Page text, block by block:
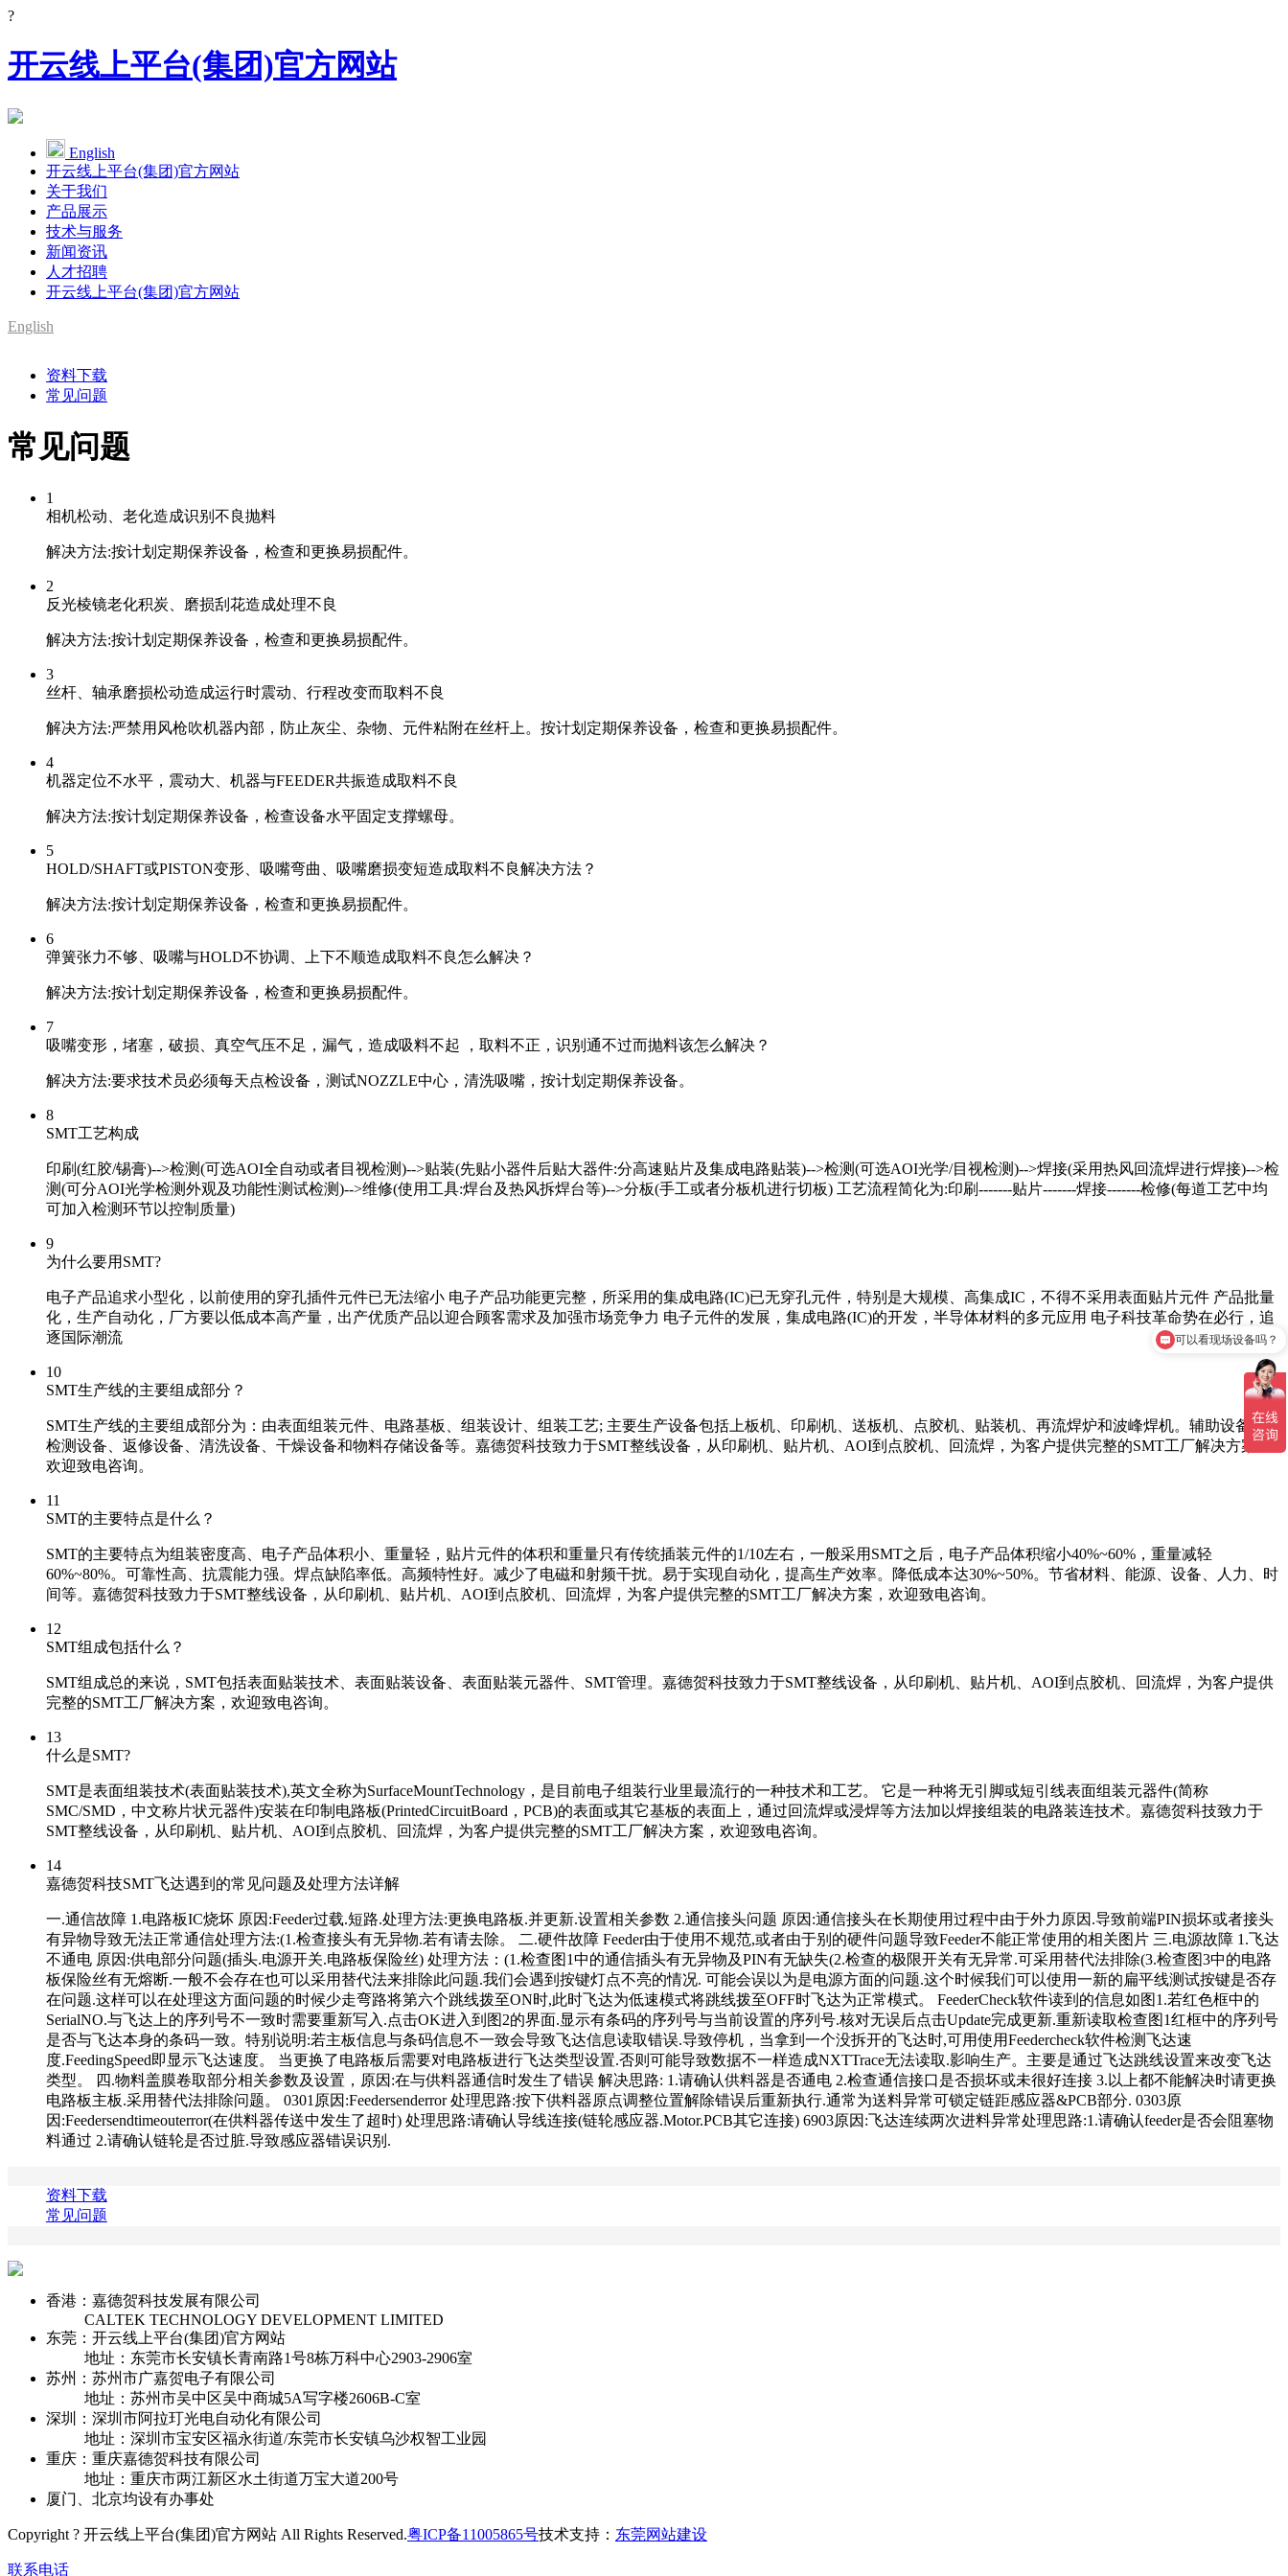
?
开云线上平台(集团)官方网站
English
开云线上平台(集团)官方网站
关于我们
产品展示
技术与服务
新闻资讯
人才招聘
开云线上平台(集团)官方网站
English
资料下载
常见问题
常见问题
1
相机松动、老化造成识别不良抛料
解决方法:按计划定期保养设备，检查和更换易损配件。
2
反光棱镜老化积炭、磨损刮花造成处理不良
解决方法:按计划定期保养设备，检查和更换易损配件。
3
丝杆、轴承磨损松动造成运行时震动、行程改变而取料不良
解决方法:严禁用风枪吹机器内部，防止灰尘、杂物、元件粘附在丝杆上。按计划定期保养设备，检查和更换易损配件。
4
机器定位不水平，震动大、机器与FEEDER共振造成取料不良
解决方法:按计划定期保养设备，检查设备水平固定支撑螺母。
5
HOLD/SHAFT或PISTON变形、吸嘴弯曲、吸嘴磨损变短造成取料不良解决方法？
解决方法:按计划定期保养设备，检查和更换易损配件。
6
弹簧张力不够、吸嘴与HOLD不协调、上下不顺造成取料不良怎么解决？
解决方法:按计划定期保养设备，检查和更换易损配件。
7
吸嘴变形，堵塞，破损、真空气压不足，漏气，造成吸料不起 ，取料不正，识别通不过而抛料该怎么解决？
解决方法:要求技术员必须每天点检设备，测试NOZZLE中心，清洗吸嘴，按计划定期保养设备。
8
SMT工艺构成
印刷(红胶/锡膏)-->检测(可选AOI全自动或者目视检测)-->贴装(先贴小器件后贴大器件:分高速贴片及集成电路贴装)-->检测(可选AOI光学/目视检测)-->焊接(采用热风回流焊进行焊接)-->检
测(可分AOI光学检测外观及功能性测试检测)-->维修(使用工具:焊台及热风拆焊台等)-->分板(手工或者分板机进行切板) 工艺流程简化为:印刷-------贴片-------焊接-------检修(每道工艺中均
可加入检测环节以控制质量)
9
为什么要用SMT?
电子产品追求小型化，以前使用的穿孔插件元件已无法缩小 电子产品功能更完整，所采用的集成电路(IC)已无穿孔元件，特别是大规模、高集成IC，不得不采用表面贴片元件 产品批量
化，生产自动化，厂方要以低成本高产量，出产优质产品以迎合顾客需求及加强市场竞争力 电子元件的发展，集成电路(IC)的开发，半导体材料的多元应用 电子科技革命势在必行，追
逐国际潮流
10
SMT生产线的主要组成部分？
SMT生产线的主要组成部分为：由表面组装元件、电路基板、组装设计、组装工艺; 主要生产设备包括上板机、印刷机、送板机、点胶机、贴装机、再流焊炉和波峰焊机。辅助设备有
检测设备、返修设备、清洗设备、干燥设备和物料存储设备等。嘉德贺科技致力于SMT整线设备，从印刷机、贴片机、AOI到点胶机、回流焊，为客户提供完整的SMT工厂解决方案，
欢迎致电咨询。
11
SMT的主要特点是什么？
SMT的主要特点为组装密度高、电子产品体积小、重量轻，贴片元件的体积和重量只有传统插装元件的1/10左右，一般采用SMT之后，电子产品体积缩小40%~60%，重量减轻
60%~80%。可靠性高、抗震能力强。焊点缺陷率低。高频特性好。减少了电磁和射频干扰。易于实现自动化，提高生产效率。降低成本达30%~50%。节省材料、能源、设备、人力、时
间等。嘉德贺科技致力于SMT整线设备，从印刷机、贴片机、AOI到点胶机、回流焊，为客户提供完整的SMT工厂解决方案，欢迎致电咨询。
12
SMT组成包括什么？
SMT组成总的来说，SMT包括表面贴装技术、表面贴装设备、表面贴装元器件、SMT管理。嘉德贺科技致力于SMT整线设备，从印刷机、贴片机、AOI到点胶机、回流焊，为客户提供
完整的SMT工厂解决方案，欢迎致电咨询。
13
什么是SMT?
SMT是表面组装技术(表面贴装技术),英文全称为SurfaceMountTechnology，是目前电子组装行业里最流行的一种技术和工艺。 它是一种将无引脚或短引线表面组装元器件(简称
SMC/SMD，中文称片状元器件)安装在印制电路板(PrintedCircuitBoard，PCB)的表面或其它基板的表面上，通过回流焊或浸焊等方法加以焊接组装的电路装连技术。嘉德贺科技致力于
SMT整线设备，从印刷机、贴片机、AOI到点胶机、回流焊，为客户提供完整的SMT工厂解决方案，欢迎致电咨询。
14
嘉德贺科技SMT飞达遇到的常见问题及处理方法详解
一.通信故障 1.电路板IC烧坏 原因:Feeder过载.短路.处理方法:更换电路板.并更新.设置相关参数 2.通信接头问题 原因:通信接头在长期使用过程中由于外力原因.导致前端PIN损坏或者接头
有异物导致无法正常通信处理方法:(1.检查接头有无异物.若有请去除。 二.硬件故障 Feeder由于使用不规范,或者由于别的硬件问题导致Feeder不能正常使用的相关图片 三.电源故障 1.飞达
不通电 原因:供电部分问题(插头.电源开关.电路板保险丝) 处理方法：(1.检查图1中的通信插头有无异物及PIN有无缺失(2.检查的极限开关有无异常.可采用替代法排除(3.检查图3中的电路
板保险丝有无熔断.一般不会存在也可以采用替代法来排除此问题.我们会遇到按键灯点不亮的情况. 可能会误以为是电源方面的问题.这个时候我们可以使用一新的扁平线测试按键是否存
在问题.这样可以在处理这方面问题的时候少走弯路将第六个跳线拨至ON时,此时飞达为低速模式将跳线拨至OFF时飞达为正常模式。 FeederCheck软件读到的信息如图1.若红色框中的
SerialNO.与飞达上的序列号不一致时需要重新写入.点击OK进入到图2的界面.显示有条码的序列号与当前设置的序列号.核对无误后点击Update完成更新.重新读取检查图1红框中的序列号
是否与飞达本身的条码一致。特别说明:若主板信息与条码信息不一致会导致飞达信息读取错误.导致停机，当拿到一个没拆开的飞达时,可用使用Feedercheck软件检测飞达速
度.FeedingSpeed即显示飞达速度。 当更换了电路板后需要对电路板进行飞达类型设置.否则可能导致数据不一样造成NXTTrace无法读取.影响生产。主要是通过飞达跳线设置来改变飞达
类型。 四.物料盖膜卷取部分相关参数及设置，原因:在与供料器通信时发生了错误 解决思路: 1.请确认供料器是否通电 2.检查通信接口是否损坏或未很好连接 3.以上都不能解决时请更换
电路板主板.采用替代法排除问题。 0301原因:Feedersenderror 处理思路:按下供料器原点调整位置解除错误后重新执行.通常为送料异常可锁定链距感应器&PCB部分. 0303原
因:Feedersendtimeouterror(在供料器传送中发生了超时) 处理思路:请确认导线连接(链轮感应器.Motor.PCB其它连接) 6903原因:飞达连续两次进料异常处理思路:1.请确认feeder是否会阻塞物
料通过 2.请确认链轮是否过脏.导致感应器错误识别.
资料下载
常见问题
香港：嘉德贺科技发展有限公司
CALTEK TECHNOLOGY DEVELOPMENT LIMITED
东莞：开云线上平台(集团)官方网站
地址：东莞市长安镇长青南路1号8栋万科中心2903-2906室
苏州：苏州市广嘉贺电子有限公司
地址：苏州市吴中区吴中商城5A写字楼2606B-C室
深圳：深圳市阿拉玎光电自动化有限公司
地址：深圳市宝安区福永街道/东莞市长安镇乌沙权智工业园
重庆：重庆嘉德贺科技有限公司
地址：重庆市两江新区水土街道万宝大道200号
厦门、北京均设有办事处
Copyright ? 开云线上平台(集团)官方网站 All Rights Reserved.粤ICP备11005865号技术支持： 东莞网站建设
联系电话
可以看现场设备吗？